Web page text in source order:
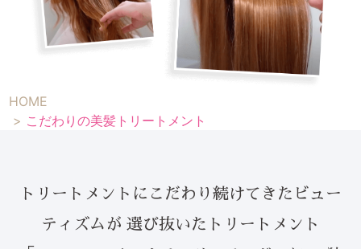
HOME
こだわりの美髪トリートメント
トリートメントにこだわり続けてきたビュー
ティズムが 選び抜いたトリートメント